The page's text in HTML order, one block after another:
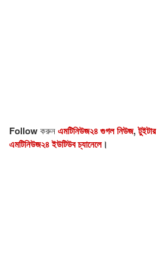
Followকরুনএমটিনিউজ২৪ গুগল নিউজ,টুইটার
এমটিনিউজ২৪ ইউটিউব চ্যানেলে।